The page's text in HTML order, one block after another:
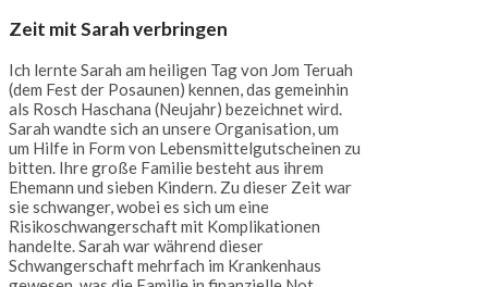
Zeit mit Sarah verbringen
Ich lernte Sarah am heiligen Tag von Jom Teruah
(dem Fest der Posaunen) kennen, das gemeinhin
als Rosch Haschana (Neujahr) bezeichnet wird.
Sarah wandte sich an unsere Organisation, um
um Hilfe in Form von Lebensmittelgutscheinen zu
bitten. Ihre große Familie besteht aus ihrem
Ehemann und sieben Kindern. Zu dieser Zeit war
sie schwanger, wobei es sich um eine
Risikoschwangerschaft mit Komplikationen
handelte. Sarah war während dieser
Schwangerschaft mehrfach im Krankenhaus